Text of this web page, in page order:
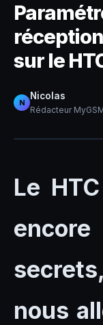
sur le
N
Nicolas
Rédacteur
Le
nous